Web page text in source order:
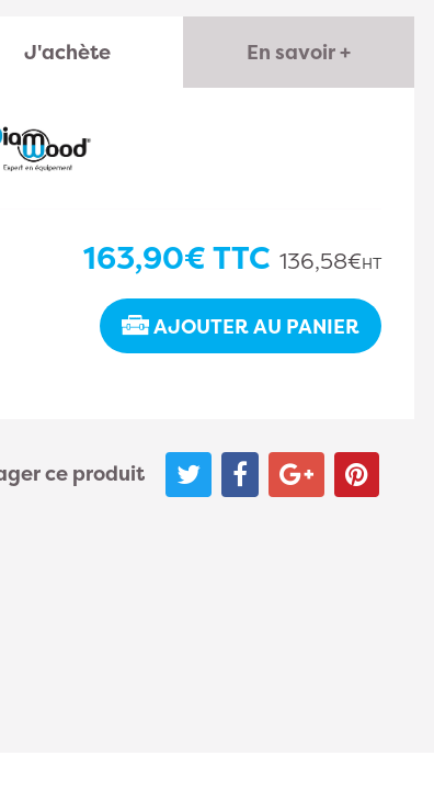
J'achète En savoir +
163,90€TTC 136,58€HT
AJOUTER AU PANIER
ce produit